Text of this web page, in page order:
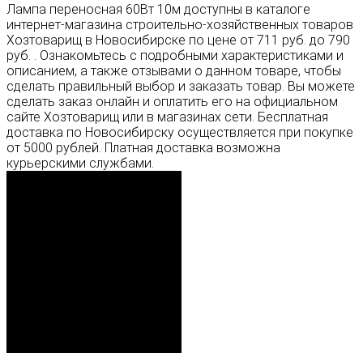
Лампа переносная 60Вт 10м доступны в каталоге
интернет-магазина строительно-хозяйственных товаров
Хозтоварищ в Новосибирске по цене от 711 руб. до 790
руб. . Ознакомьтесь с подробными характеристиками и
описанием, а также отзывами о данном товаре, чтобы
сделать правильный выбор и заказать товар. Вы можете
сделать заказ онлайн и оплатить его на официальном
сайте Хозтоварищ или в магазинах сети. Бесплатная
доставка по Новосибирску осуществляется при покупке
от 5000 рублей. Платная доставка возможна
курьерскими службами.